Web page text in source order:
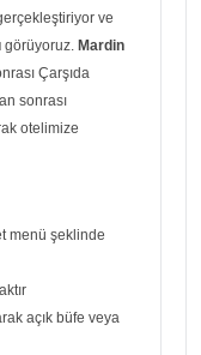
ve
görüyoruz. Mardin
Çarşıda
sonrası
otelimize
menü şeklinde
açık büfe veya